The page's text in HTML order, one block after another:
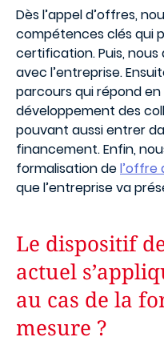
Dès l’appel d’offres,
compétences clés qui
certification. Puis,
avec l’entreprise.
parcours qui répond
développement des
pouvant aussi entrer
financement. Enfin,
formalisation del’offre
que l’entreprise va
Le dispositif
actuel
au cas de la
mesure ?